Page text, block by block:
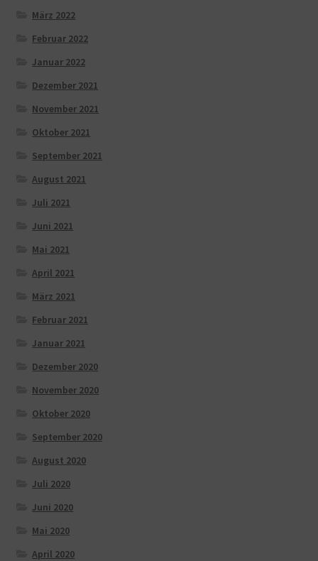
März 2022
Februar 2022
Januar 2022
Dezember 2021
November 2021
Oktober 2021
September 2021
August 2021
Juli 2021
Juni 2021
Mai 2021
April 2021
März 2021
Februar 2021
Januar 2021
Dezember 2020
November 2020
Oktober 2020
September 2020
August 2020
Juli 2020
Juni 2020
Mai 2020
April 2020